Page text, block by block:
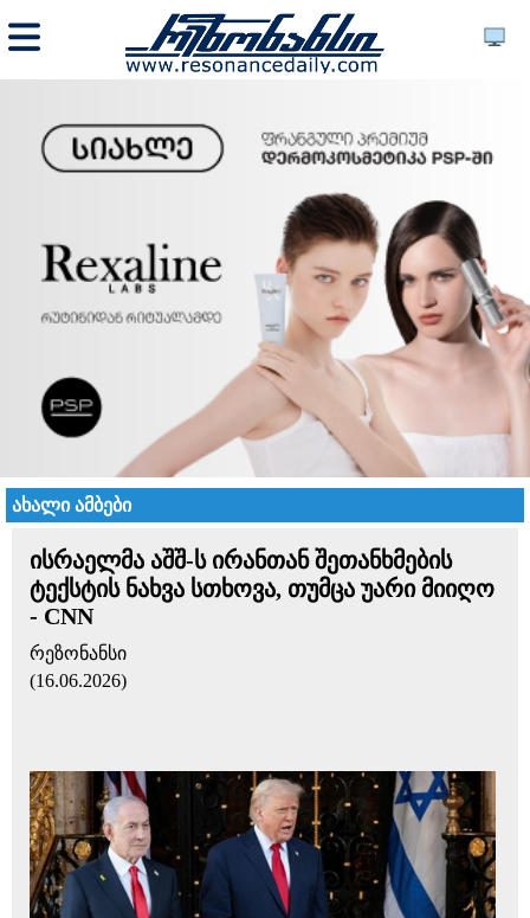
ახალი ამბები
ისრაელმა აშშ-ს ირანთან შეთანხმების
ტექსტის ნახვა სთხოვა, თუმცა უარი მიიღო
- CNN
რეზონანსი
(16.06.2026)